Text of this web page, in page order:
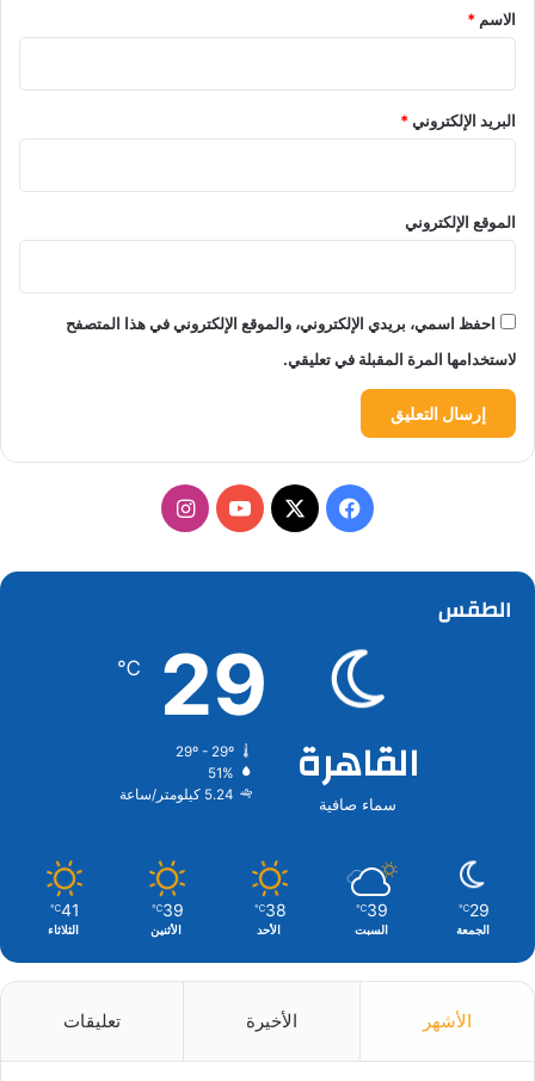
*
الاسم *
البريد الإلكتروني*
الموقع الإلكتروني
احفظ اسمي، بريدي الإلكتروني، والموقع الإلكتروني في هذا المتصفح
لاستخدامها المرة المقبلة في تعليقي.
فيسبوك
‫X
‫YouTubeانستقرام
الطقس
القاهرة
سماء صافية
29
℃
29º - 29º
51%
5.24 كيلومتر/ساعة
29
℃
الجمعة
39
℃
السبت
38
℃
الأحد
39
℃
الأثنين
41
℃
الثلاثاء
الأشهر الأخيرة تعليقات